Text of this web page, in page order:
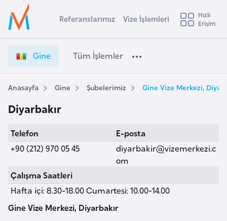
Ülke Seçimi
Başvuru yapmak istediğiniz ülkeyi seçin
Üye
Girişi
i
V
e
l
m
l
e
r
e
t
Referanslarımız Vize İşlemleri
Hızlı
Erişim
Gine Tüm İşlemler
Anasayfa Gine Şubelerimiz Gine Vize Merkezi,
Diyarbakır
Telefon
+90 (212) 970 05 45
E-posta
diyarbakir@vizemerkezi.c
om
Çalışma Saatleri
Hafta içi: 8.30-18.00 Cumartesi: 10.00-14.00
Gine Vize Merkezi, Diyarbakır
s
t
r
a
v
u
t
u
r